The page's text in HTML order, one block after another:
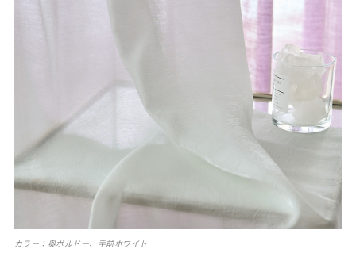
カラー：奥ボルドー、手前ホワイト